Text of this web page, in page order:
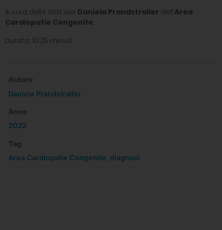
A cura della dott.ssa Daniela Prandstraller dell’Area
Cardiopatie Congenite.
Durata: 10:25 minuti
Autore
Daniela Prandstraller
Anno
2022
Tag
Area Cardiopatie Congenite diagnosi